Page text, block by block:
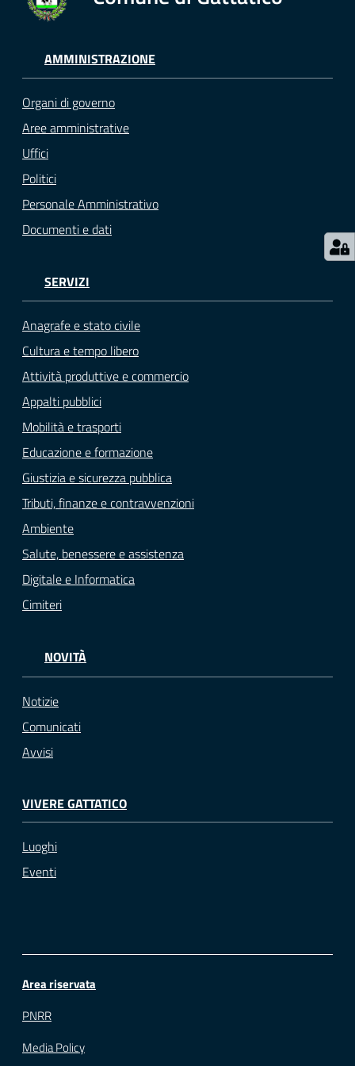
argomenti...
su
AMMINISTRAZIONE
Organi di governo
Aree amministrative
Uffici
Politici
Personale Amministrativo
Documenti e dati
SERVIZI
Anagrafe e stato civile
Cultura e tempo libero
Attività produttive e commercio
Appalti pubblici
Mobilità e trasporti
Educazione e formazione
Giustizia e sicurezza pubblica
Tributi, finanze e contravvenzioni
Ambiente
Salute, benessere e assistenza
Digitale e Informatica
Cimiteri
NOVITÀ
Notizie
Comunicati
Avvisi
VIVERE GATTATICO
Luoghi
Eventi
Area riservata
PNRR
Media Policy